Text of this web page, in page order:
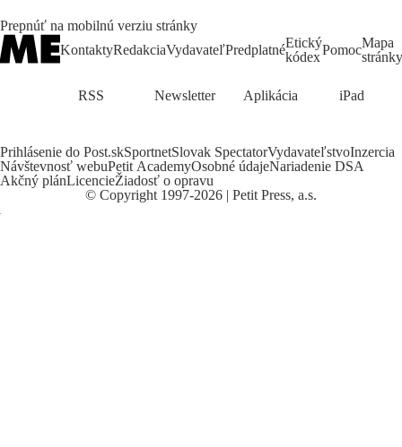
Prepnúť na mobilnú verziu stránky
KontaktyRedakciaVydavateľPredplatnéEtický
kódexPomocMapa
stránky
RSS Newsletter Aplikácia iPad
Prihlásenie do Post.skSportnetSlovak SpectatorVydavateľstvoInzercia
Návštevnosť webuPetit AcademyOsobné údajeNariadenie DSA
Akčný plánLicencieŽiadosť o opravu
© Copyright 1997-2026 | Petit Press, a.s.